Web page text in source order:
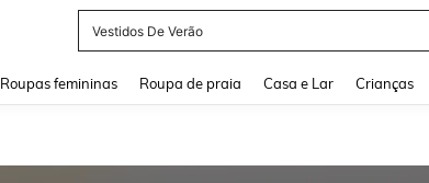
Vestidos De Verão
Roupas femininas Roupa de praia Casa e Lar Crianças